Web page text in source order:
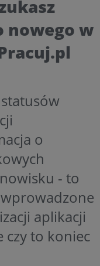
nowego w
o
- to
aplikacji
czy to koniec